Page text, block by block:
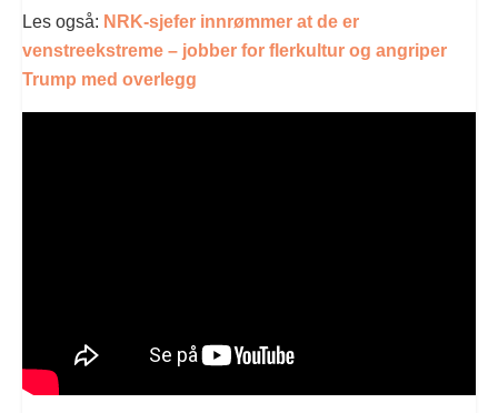
Les også: NRK-sjefer innrømmer at de er
venstreekstreme – jobber for flerkultur og angriper
Trump med overlegg